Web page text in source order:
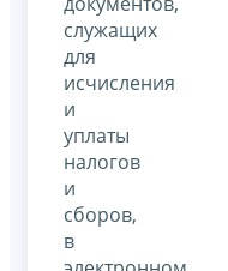
служащих
для
исчисления
и
уплаты
налогов
и
сборов,
в